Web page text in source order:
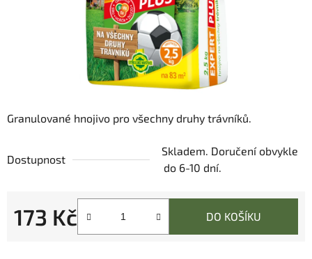
Granulované hnojivo pro všechny druhy trávníků.
Dostupnost
Skladem. Doručení obvykle
do 6-10 dní.
173 Kč DO KOŠÍKU